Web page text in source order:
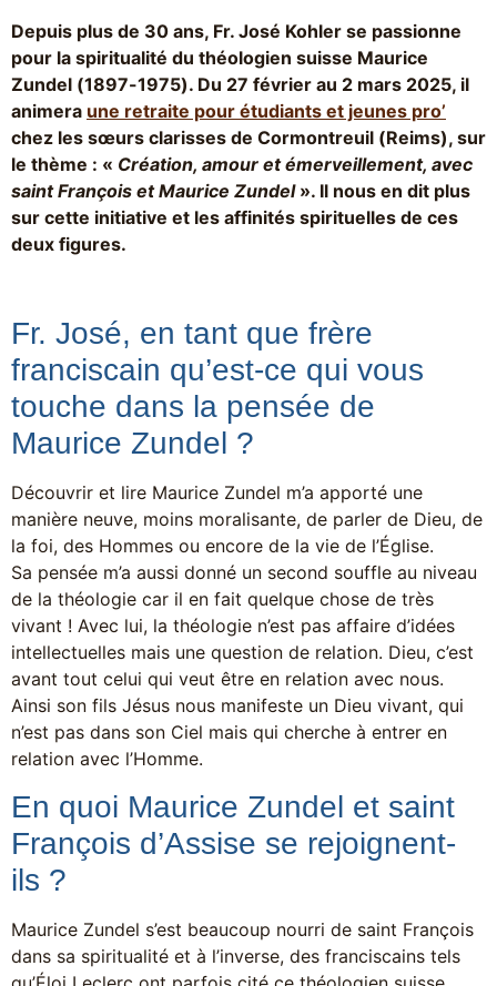
Depuis plus de 30 ans, Fr. José Kohler se passionne
pour la spiritualité du théologien suisse Maurice
Zundel (1897-1975). Du 27 février au 2 mars 2025, il
animera une retraite pour étudiants et jeunes pro’
chez les sœurs clarisses de Cormontreuil (Reims), sur
le thème : « Création, amour et émerveillement, avec
saint François et Maurice Zundel ». Il nous en dit plus
sur cette initiative et les affinités spirituelles de ces
deux figures.
Fr. José, en tant que frère
franciscain qu’est-ce qui vous
touche dans la pensée de
Maurice Zundel ?
Découvrir et lire Maurice Zundel m’a apporté une
manière neuve, moins moralisante, de parler de Dieu, de
la foi, des Hommes ou encore de la vie de l’Église.
Sa pensée m’a aussi donné un second souffle au niveau
de la théologie car il en fait quelque chose de très
vivant ! Avec lui, la théologie n’est pas affaire d’idées
intellectuelles mais une question de relation. Dieu, c’est
avant tout celui qui veut être en relation avec nous.
Ainsi son fils Jésus nous manifeste un Dieu vivant, qui
n’est pas dans son Ciel mais qui cherche à entrer en
relation avec l’Homme.
En quoi Maurice Zundel et saint
François d’Assise se rejoignent-
ils ?
Maurice Zundel s’est beaucoup nourri de saint François
dans sa spiritualité et à l’inverse, des franciscains tels